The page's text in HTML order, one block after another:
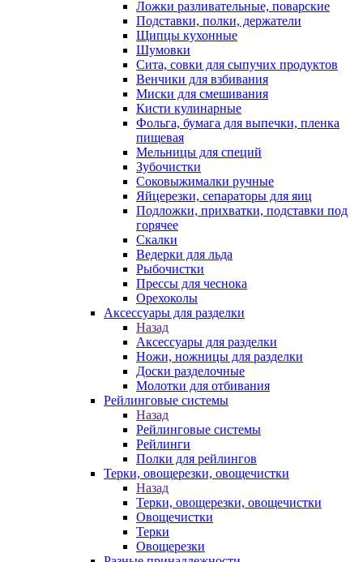
Ложки разливательные, поварские
Подставки, полки, держатели
Щипцы кухонные
Шумовки
Сита, совки для сыпучих продуктов
Венчики для взбивания
Миски для смешивания
Кисти кулинарные
Фольга, бумага для выпечки, пленка
пищевая
Мельницы для специй
Зубочистки
Соковыжималки ручные
Яйцерезки, сепараторы для яиц
Подложки, прихватки, подставки под
горячее
Скалки
Ведерки для льда
Рыбочистки
Прессы для чеснока
Орехоколы
Аксессуары для разделки
Назад
Аксессуары для разделки
Ножи, ножницы для разделки
Доски разделочные
Молотки для отбивания
Рейлинговые системы
Назад
Рейлинговые системы
Рейлинги
Полки для рейлингов
Терки, овощерезки, овощечистки
Назад
Терки, овощерезки, овощечистки
Овощечистки
Терки
Овощерезки